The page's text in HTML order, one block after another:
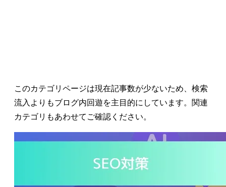
このカテゴリページは現在記事数が少ないため、検索
流入よりもブログ内回遊を主目的にしています。関連
カテゴリもあわせてご確認ください。